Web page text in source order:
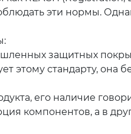
эти нормы.
защитных
этому стандарту,
его наличие
компонентов, а в